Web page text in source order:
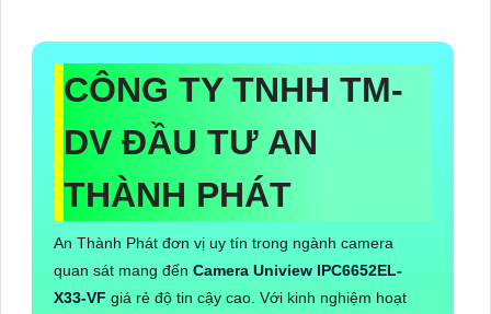
CÔNG TY TNHH TM-
DV ĐẦU TƯ AN
THÀNH PHÁT
An Thành Phát đơn vị uy tín trong ngành camera
quan sát mang đến Camera Uniview IPC6652EL-
X33-VF giá rẻ độ tin cậy cao. Với kinh nghiệm hoạt